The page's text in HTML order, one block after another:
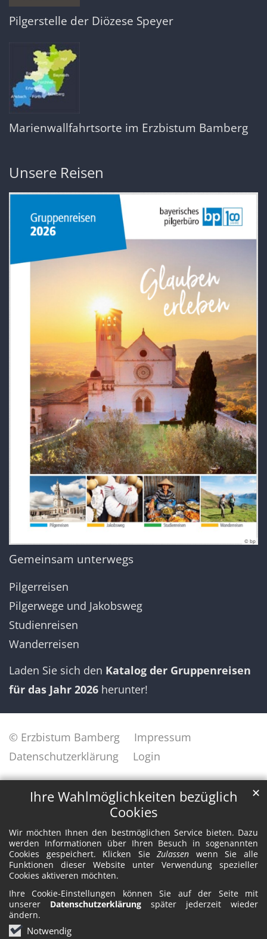
Ihre Wahlmöglichkeiten bezüglich
Cookies
Wir möchten Ihnen den bestmöglichen Service bieten. Dazu
werden Informationen über Ihren Besuch in sogenannten
Cookies gespeichert. Klicken SieZulassen wenn Sie alle
Funktionen dieser Website unter Verwendung spezieller
Cookies aktiveren möchten.
Ihre Cookie-Einstellungen können Sie auf der Seite mit
unserer Datenschutzerklärung später jederzeit wieder
ändern.
Notwendig
✕
Pilgerstelle der Diözese Speyer
Marienwallfahrtsorte im Erzbistum Bamberg
Unsere Reisen
© bp
Gemeinsam unterwegs
Pilgerreisen
Pilgerwege und Jakobsweg
Studienreisen
Wanderreisen
Laden Sie sich den Katalog der Gruppenreisen
für das Jahr 2026 herunter!
© Erzbistum Bamberg
Impressum
Datenschutzerklärung
Login